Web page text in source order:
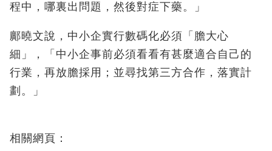
程中，哪裏出問題，然後對症下藥。」
鄺曉文說，中小企實行數碼化必須「膽大心
細」，「中小企事前必須看看有甚麼適合自己的
行業，再放膽採用；並尋找第三方合作，落實計
劃。」
相關網頁：